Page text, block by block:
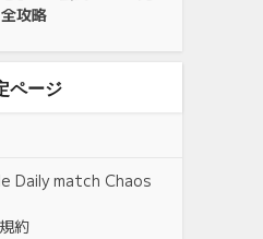
全攻略
ページ
Daily match Chaos
約